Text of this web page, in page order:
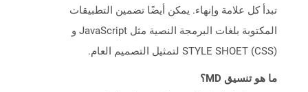
تبدأ كل علامة وإنهاء. يمكن أيضًا تضمين التطبيقات
المكتوبة بلغات البرمجة النصية مثل JavaScript و
STYLE SHOET (CSS) لتمثيل التصميم العام.
ما هو تنسيق MD؟